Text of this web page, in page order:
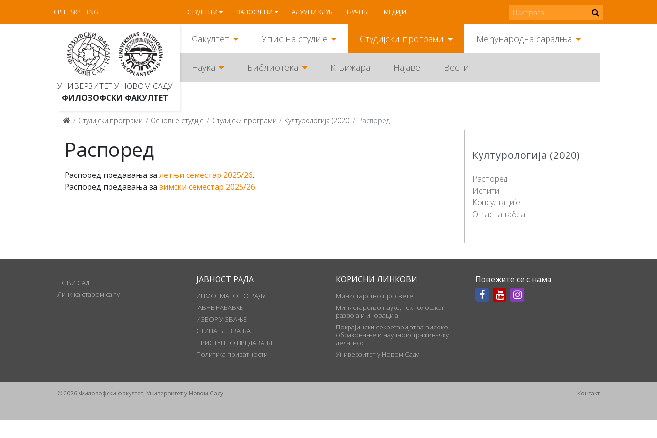
СРП SRP ENG СТУДЕНТИ ЗАПОСЛЕНИ АЛУМНИ КЛУБ Е-УЧЕЊЕ МЕДИЈИ
УНИВЕРЗИТЕТ У НОВОМ САДУ
ФИЛОЗОФСКИ ФАКУЛТЕТ
Факултет Упис на студије Студијски програми Међународна сарадња
Наука Библиотека Књижара Најаве Вести
Студијски програми Основне студије Студијски програми Културологија (2020) Распоред
Културологија (2020)
Распоред
Испити
Консултације
Огласна табла
Распоред
Распоред предавања за летњи семестар 2025/26.
Распоред предавања за зимски семестар 2025/26.
НОВИ САД
Линк ка старом сајту
ЈАВНОСТ РАДА
ИНФОРМАТОР О РАДУ
ЈАВНЕ НАБАВКЕ
ИЗБОР У ЗВАЊЕ
СТИЦАЊЕ ЗВАЊА
ПРИСТУПНО ПРЕДАВАЊЕ
Политика приватности
КОРИСНИ ЛИНКОВИ
Министарство просвете
Министарство науке, технолошког
развоја и иновација
Покрајински секретаријат за високо
образовање и научноистраживачку
делатност
Универзитет у Новом Саду
Повежите се с нама
© 2026 Филозофски факултет, Универзитет у Новом Саду Контакт